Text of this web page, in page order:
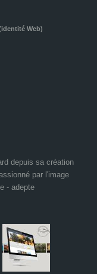
Web)
depuis sa création
par l'image
- adepte